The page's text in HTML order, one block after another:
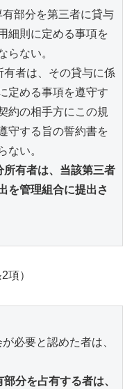
細則に定める事項を
らない。
者は、その貸与に係
定める事項を遵守す
約の相手方にこの規
守する旨の誓約書を
ない。
所有者は、当該第三者
を管理組合に提出さ
項）
分を占有する者は、